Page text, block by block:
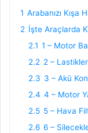
1 Arabanızı Kışa
2 İşte Araçlarda
2.1 1 – Motor
2.2 2 –
2.3 3 – Akü
2.4 4 – Motor
2.5 5 – Hava
2.6 6 –